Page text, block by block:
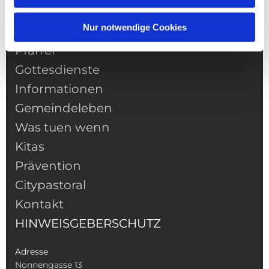
Nur notwendige Cookies
NAVIGATION
Pfarrei
Gottesdienste
Informationen
Gemeindeleben
Was tuen wenn
Kitas
Prävention
Citypastoral
Kontakt
HINWEISGEBERSCHUTZ
Adresse
Nonnengasse 13